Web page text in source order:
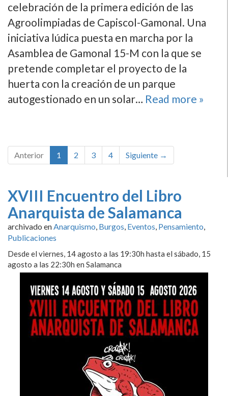
celebración de la primera edición de las
Agroolimpiadas de Capiscol-Gamonal. Una
iniciativa lúdica puesta en marcha por la
Asamblea de Gamonal 15-M con la que se
pretende completar el proyecto de la
huerta con la creación de un parque
autogestionado en un solar… Read more »
Anterior 1 2 3 4 Siguiente →
XVIII Encuentro del Libro
Anarquista de Salamanca
archivado enAnarquismo, Burgos, Eventos, Pensamiento,
Publicaciones
Desde el viernes, 14 agosto a las 19:30h hasta el sábado, 15
agosto a las 22:30h en Salamanca